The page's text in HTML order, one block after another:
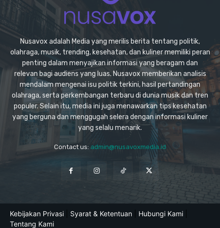
Nusavox adalah Media yang merilis berita tentang politik,
olahraga, musik, trending, kesehatan, dan kuliner memiliki peran
penting dalam menyajikan informasi yang beragam dan
relevan bagi audiens yang luas. Nusavox memberikan analisis
mendalam mengenai isu politik terkini, hasil pertandingan
olahraga, serta perkembangan terbaru di dunia musik dan tren
populer. Selain itu, media ini juga menawarkan tips kesehatan
yang berguna dan menggugah selera dengan informasi kuliner
yang selalu menarik.
Contact us: admin@nusavoxmedia.id
Kebijakan Privasi Syarat & Ketentuan Hubungi Kami
Tentang Kami